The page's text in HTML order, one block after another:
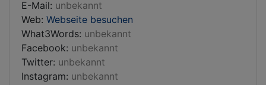
E-Mail: unbekannt
Web: Webseite besuchen
What3Words: unbekannt
Facebook: unbekannt
Twitter: unbekannt
Instagram: unbekannt